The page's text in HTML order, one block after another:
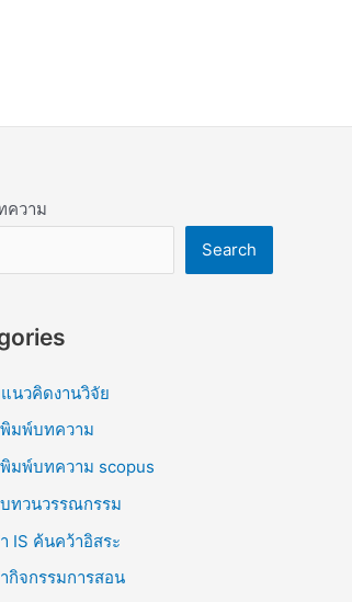
ความ
Search
นวคิดงานวิจัย
มพ์บทความ
มพ์บทความ scopus
ทวนวรรณกรรม
IS ค้นคว้าอิสระ
กิจกรรมการสอน